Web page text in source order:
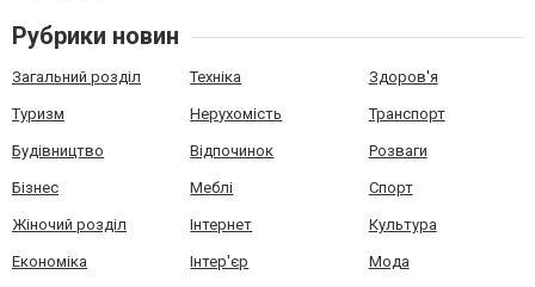
Рубрики новин
Загальний розділ Техніка Здоров'я
Туризм Нерухомість Транспорт
Будівництво Відпочинок Розваги
Бізнес Меблі Спорт
Жіночий розділ Інтернет Культура
Економіка Інтер'єр Мода